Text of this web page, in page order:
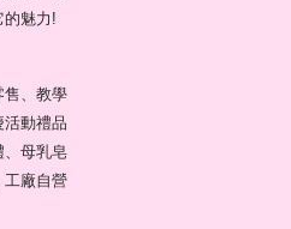
的魅力!
售、教學
動禮品
、母乳皂
工廠自營